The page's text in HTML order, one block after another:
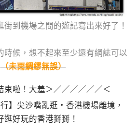
街到機場之間的遊記寫出來好了！
時候，想不起來至少還有網誌可以
（未雨綢繆無誤）
束啦！大羞＞／／／／／／＜